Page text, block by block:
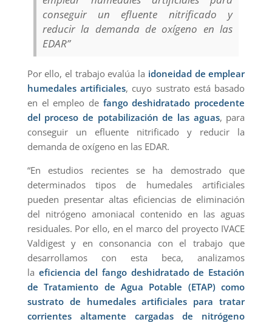
conseguir un efluente nitrificado y
reducir la demanda de oxígeno en las
EDAR”
Por ello, el trabajo evalúa la idoneidad de emplear
humedales artificiales, cuyo sustrato está basado
en el empleo de fango deshidratado procedente
del proceso de potabilización de las aguas, para
conseguir un efluente nitrificado y reducir la
demanda de oxígeno en las EDAR.
“En estudios recientes se ha demostrado que
determinados tipos de humedales artificiales
pueden presentar altas eficiencias de eliminación
del nitrógeno amoniacal contenido en las aguas
residuales. Por ello, en el marco del proyecto IVACE
Valdigest y en consonancia con el trabajo que
desarrollamos con esta beca, analizamos
la eficiencia del fango deshidratado de Estación
de Tratamiento de Agua Potable (ETAP) como
sustrato de humedales artificiales para tratar
corrientes altamente cargadas de nitrógeno